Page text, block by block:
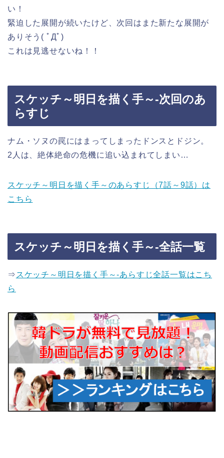
い！
緊迫した展開が続いたけど、次回はまた新たな展開が
ありそう( ﾟДﾟ)
これは見逃せないね！！
スケッチ～明日を描く手～-次回のあ
らすじ
ナム・ソヌの罠にはまってしまったドンスとドジン。
2人は、絶体絶命の危機に追い込まれてしまい…
スケッチ～明日を描く手～のあらすじ（7話～9話）は
こちら
スケッチ～明日を描く手～-全話一覧
⇒ スケッチ～明日を描く手～-あらすじ全話一覧はこち
ら